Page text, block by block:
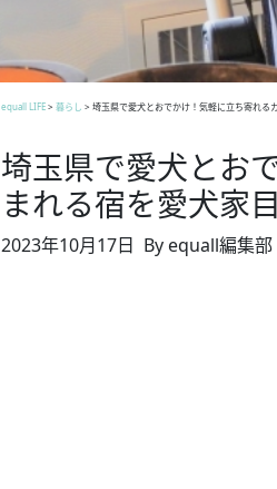
equall LIFE> 暮らし > 埼玉県で愛犬とおでかけ！気軽に立ち寄れる
埼玉県で愛犬とお
まれる宿を愛犬家
2023年10月17日 By equall編集部